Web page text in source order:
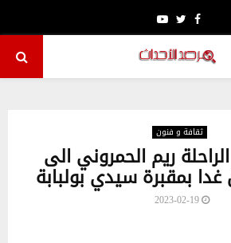
Facebook
Twitter
Youtube
ثقافة و فنون
ريم الحمروني الى
بمقبرة سيدي بولبابة
2023-02-19